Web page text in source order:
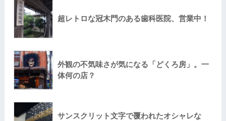
超レトロな冠木門のある歯科医院、営業中！
外観の不気味さが気になる「どくろ房」。一
体何の店？
サンスクリット文字で覆われたオシャレな